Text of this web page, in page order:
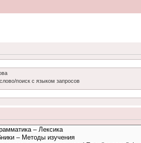
поиск с языком запросов